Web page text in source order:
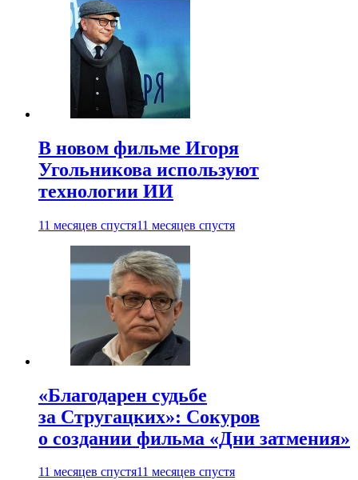
В новом фильме Игоря
Угольникова используют
технологии ИИ
11 месяцев спустя11 месяцев спустя
«Благодарен судьбе
за Стругацких»: Сокуров
о создании фильма «Дни затмения»
11 месяцев спустя11 месяцев спустя